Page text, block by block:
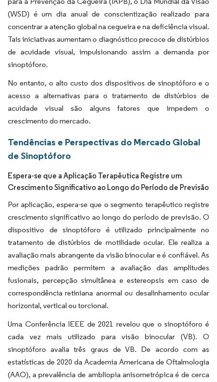
(WSD) é um dia anual de conscientização realizado para
concentrar a atenção global na cegueira e na deficiência visual.
Tais iniciativas aumentam o diagnóstico precoce de distúrbios
de acuidade visual, impulsionando assim a demanda por
sinoptóforo.
No entanto, o alto custo dos dispositivos de sinoptóforo e o
acesso a alternativas para o tratamento de distúrbios de
acuidade visual são alguns fatores que impedem o
crescimento do mercado.
Tendências e Perspectivas do Mercado Global
de Sinoptóforo
Espera-se que a Aplicação Terapêutica Registre um
Crescimento Significativo ao Longo do Período de Previsão
Por aplicação, espera-se que o segmento terapêutico registre
crescimento significativo ao longo do período de previsão. O
dispositivo de sinoptóforo é utilizado principalmente no
tratamento de distúrbios de motilidade ocular. Ele realiza a
avaliação mais abrangente da visão binocular e é confiável. As
medições padrão permitem a avaliação das amplitudes
fusionais, percepção simultânea e estereopsis em caso de
correspondência retiniana anormal ou desalinhamento ocular
horizontal, vertical ou torcional.
Uma Conferência IEEE de 2021 revelou que o sinoptóforo é
cada vez mais utilizado para visão binocular (VB). O
sinoptóforo avalia três graus de VB. De acordo com as
estatísticas de 2020 da Academia Americana de Oftalmologia
(AAO), a prevalência de ambliopia anisometrópica é de cerca